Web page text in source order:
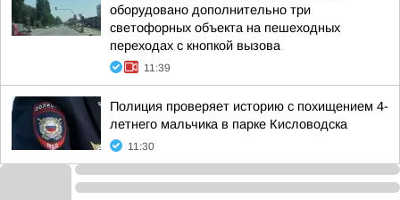
оборудовано дополнительно три
светофорных объекта на пешеходных
переходах с кнопкой вызова
11:39
Полиция проверяет историю с похищением 4-
летнего мальчика в парке Кисловодска
11:30